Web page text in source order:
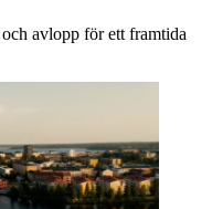
avlopp för ett framtida